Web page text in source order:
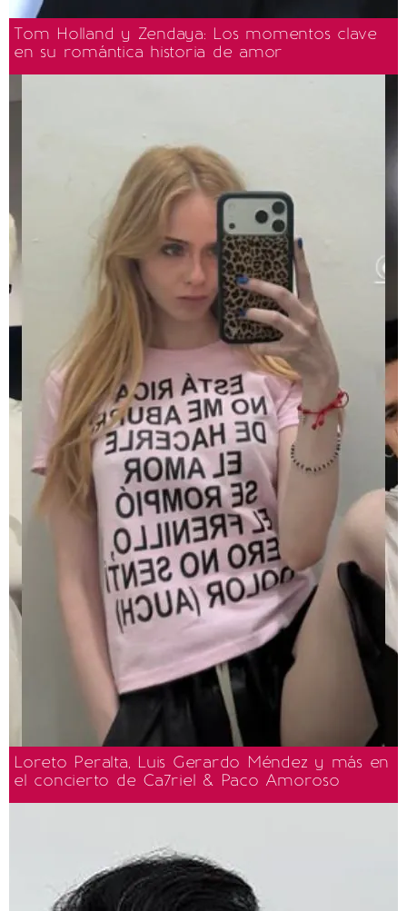
Tom Holland y Zendaya: Los momentos clave
en su romántica historia de amor
Loreto Peralta, Luis Gerardo Méndez y más en
el concierto de Ca7riel & Paco Amoroso